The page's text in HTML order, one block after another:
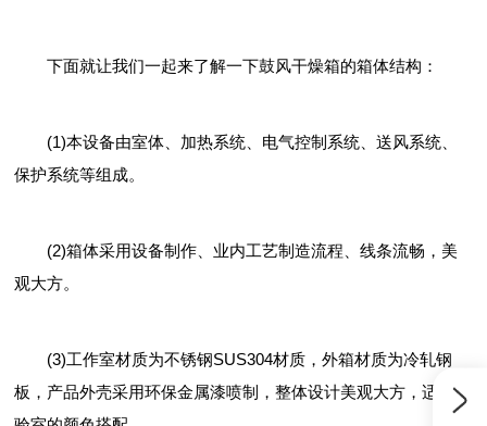
下面就让我们一起来了解一下鼓风干燥箱的箱体结构：
(1)本设备由室体、加热系统、电气控制系统、送风系统、
保护系统等组成。
(2)箱体采用设备制作、业内工艺制造流程、线条流畅，美
观大方。
(3)工作室材质为不锈钢SUS304材质，外箱材质为冷轧钢
板，产品外壳采用环保金属漆喷制，整体设计美观大方，适合实